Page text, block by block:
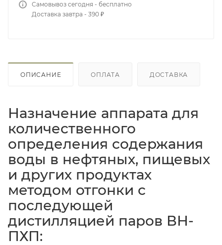
Самовывоз сегодня - бесплатно
Доставка завтра - 390 ₽
ОПИСАНИЕ ОПЛАТА ДОСТАВКА
Назначение аппарата для
количественного
определения содержания
воды в нефтяных, пищевых
и других продуктах
методом отгонки с
последующей
дистилляцией паров ВН-
ПХП: